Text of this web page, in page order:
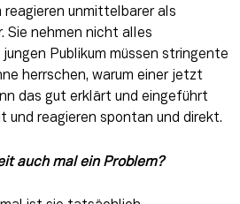
reagieren unmittelbarer als
Sie nehmen nicht alles
Publikum müssen stringente
herrschen, warum einer jetzt
das gut erklärt und eingeführt
und reagieren spontan und direkt.
auch mal ein Problem?